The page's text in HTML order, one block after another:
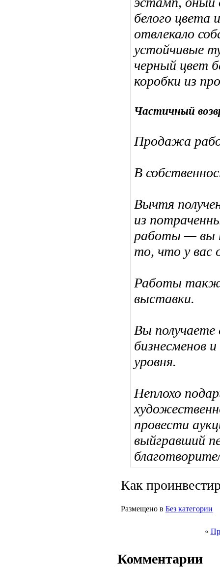
белого
отвлекало
устойчивые
черный цвет
коробки из
Частичный
Продажа
В
Вычтя
из
работы — вы
то, что у вас
Работы
выставки.
Вы получаете
бизнесменов
уровня.
Неплохо
провести
выйгравший
Как
Размещено в Без категории
«
Комментарии